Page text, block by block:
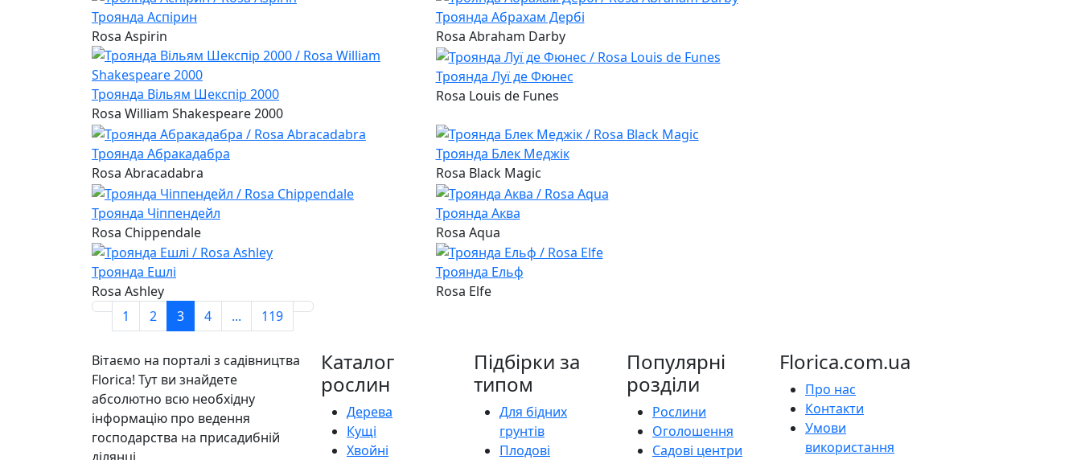
Троянда Аспірин
Rosa Aspirin
Троянда Абрахам Дербі
Rosa Abraham Darby
Троянда Вільям Шекспір 2000
Rosa William Shakespeare 2000
Троянда Луї де Фюнес
Rosa Louis de Funes
Троянда Абракадабра
Rosa Abracadabra
Троянда Блек Меджік
Rosa Black Magic
Троянда Чіппендейл
Rosa Chippendale
Троянда Аква
Rosa Aqua
Троянда Ешлі
Rosa Ashley
Троянда Ельф
Rosa Elfe
1
2 3 4 ... 119
Вітаємо на порталі з садівництва
Florica! Тут ви знайдете
абсолютно всю необхідну
інформацію про ведення
господарства на присадибній
Каталог
рослин
Дерева
Кущі
Хвойні
Підбірки за
типом
Для бідних
грунтів
Плодові
Популярні
розділи
Рослини
Оголошення
Садові центри
Florica.com.ua
Про нас
Контакти
Умови
використання